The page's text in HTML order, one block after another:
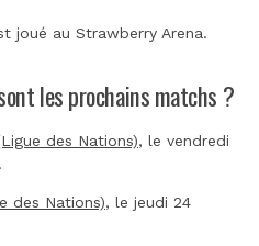
joué au Strawberry Arena.
les prochains matchs ?
des Nations), le vendredi
des Nations), le jeudi 24